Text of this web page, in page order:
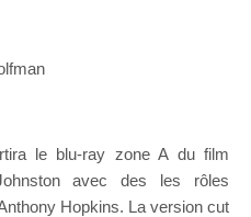
le blu-ray zone A du film
avec des les rôles
Hopkins. La version cut